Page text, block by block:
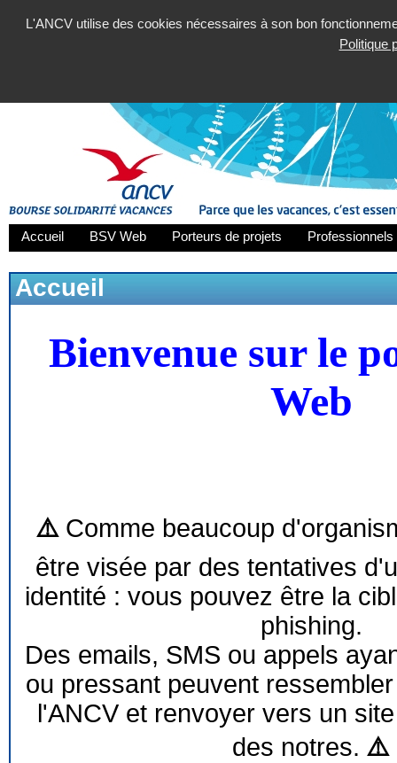
L'ANCV utilise des cookies nécessaires à son bon
Politique
Accueil BSV Web Porteurs de projets
Accueil
Bienvenue sur le
Web
⚠️ Comme beaucoup
être visée par des tentatives
identité : vous pouvez être la
phishing.
Des emails, SMS ou appels
ou pressant peuvent
l'ANCV et renvoyer vers un
des notres. ⚠️